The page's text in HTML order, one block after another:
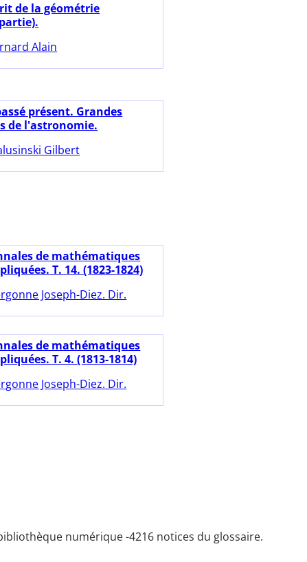
de la géométrie
Alain
présent. Grandes
de l'astronomie.
Gilbert
de mathématiques
T. 14. (1823-1824)
Joseph-Diez. Dir.
de mathématiques
T. 4. (1813-1814)
Joseph-Diez. Dir.
numérique -4216 notices du glossaire.